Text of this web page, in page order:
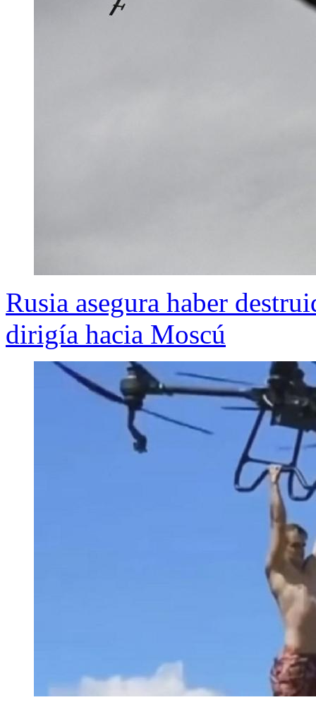
Rusia asegura haber
dirigía hacia Moscú